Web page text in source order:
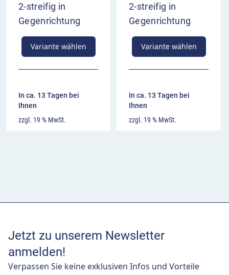
2-streifig in
Gegenrichtung
Variante wählen
In ca. 13 Tagen bei
Ihnen
zzgl. 19 % MwSt.
2-streifig in
Gegenrichtung
Variante wählen
In ca. 13 Tagen bei
Ihnen
zzgl. 19 % MwSt.
Jetzt zu unserem Newsletter
anmelden!
Verpassen Sie keine exklusiven Infos und Vorteile